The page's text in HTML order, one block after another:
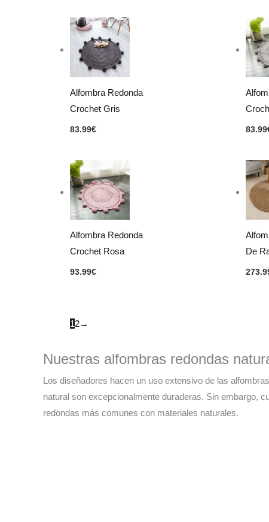
Alfombra Redonda
Crochet Gris
83.99€ 83.99
Alfombra Redonda
Crochet Rosa
93.99€
De
12→
Nuestras alfombras redondas
Los diseñadores hacen un uso extensivo de las
natural son excepcionalmente duraderas. Sin embargo,
redondas más comunes con materiales naturales.